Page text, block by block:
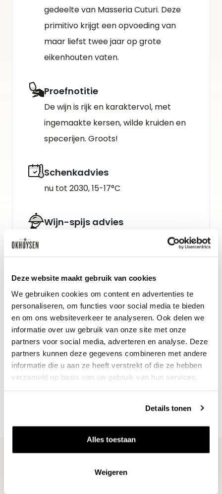
Deze website maakt gebruik van cookies
We gebruiken cookies om content en advertenties te
personaliseren, om functies voor social media te bieden
en om ons websiteverkeer te analyseren. Ook delen we
informatie over uw gebruik van onze site met onze
partners voor social media, adverteren en analyse. Deze
partners kunnen deze gegevens combineren met andere
informatie die u aan ze heeft verstrekt of die ze hebben
verzameld op basis van uw gebruik van hun services.
Details tonen
Alles toestaan
Weigeren
gedeelte van Masseria Cuturi. Deze
primitivo krijgt een opvoeding van
maar liefst twee jaar op grote
eikenhouten vaten.
Proefnotitie
De wijn is rijk en karaktervol, met
ingemaakte kersen, wilde kruiden en
specerijen. Groots!
Schenkadvies
nu tot 2030, 15-17°C
Wijn-spijs advies
Nieuws & inspiratie in Vineé Vineuse
Alle wijnen direct van de wijnboer
Vandaag voor 12.00 uur besteld, morgen in huis
Iedere wijn per fles te bestellen
Blijf op de hoogte